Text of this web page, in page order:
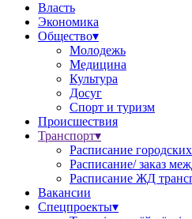
Власть
Экономика
Общество▾
Молодежь
Медицина
Культура
Досуг
Спорт и туризм
Происшествия
Транспорт▾
Расписание
Расписание/ заказ
Расписание ЖД
Вакансии
Спецпроекты▾